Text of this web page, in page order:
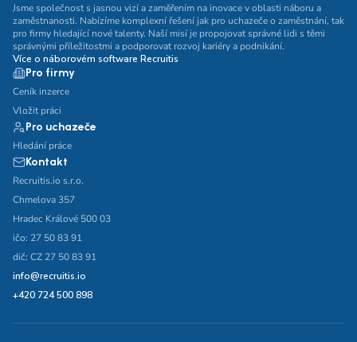
Jsme společnost s jasnou vizí a zaměřením na inovace v oblasti náboru a
zaměstnanosti. Nabízíme komplexní řešení jak pro uchazeče o zaměstnání, tak
pro firmy hledající nové talenty. Naší misí je propojovat správné lidi s těmi
správnými příležitostmi a podporovat rozvoj kariéry a podnikání.
Více o náborovém software Recruitis
Pro firmy
Ceník inzerce
Vložit práci
Pro uchazeče
Hledání práce
Kontakt
Recruitis.io s.r.o.
Chmelova 357
Hradec Králové 500 03
ičo: 27 50 83 91
dič: CZ 27 50 83 91
info@recruitis.io
+420 724 500 898